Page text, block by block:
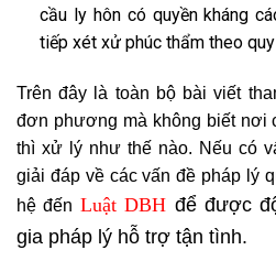
cầu ly hôn có quyền kháng
tiếp xét xử phúc thẩm theo
Trên đây là toàn bộ bài viết
đơn phương mà không biết nơi
thì xử lý như thế nào. Nếu có
giải đáp về các vấn đề pháp lý
hệ đến Luật DBH để được
gia pháp lý hỗ trợ tận tình.